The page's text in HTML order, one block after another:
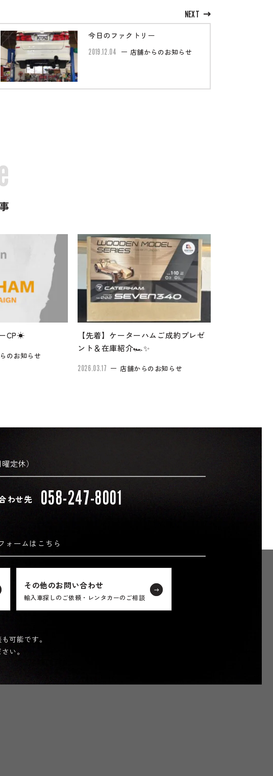
NEXT
今日のファクトリー
2019.12.04 店舗からのお知らせ
CP☀
のお知らせ
【先着】ケーターハムご成約プレゼ
ント＆在庫紹介🏎✨
2026.03.17 店舗からのお知らせ
定休）
わせ先 058-247-8001
ォームはこちら
その他のお問い合わせ
輸入車探しのご依頼・レンタカーのご相談
可能です。
い。